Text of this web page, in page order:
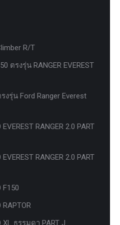
R/T
ตรงรุ่น RANGER EVEREST
รุ่น Ford Ranger Everest
RANGER 2.0 PART
RANGER 2.0 PART
ธรรมดา PART J